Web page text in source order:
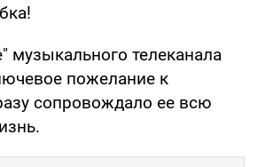
музыкального телеканала
пожелание к
сопровождало ее всю